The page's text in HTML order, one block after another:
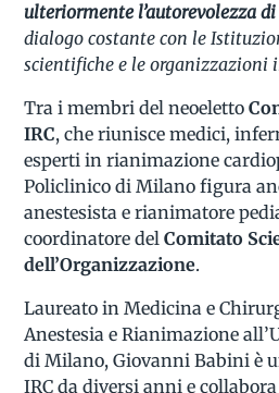
ulteriormente l’autorevolezza di
dialogo costante con le
scientifiche e le
Tra i membri del neoeletto
IRC, che riunisce medici,
esperti in rianimazione
Policlinico di Milano figura
anestesista e rianimatore
coordinatore delComitato
dell’Organizzazione.
Laureato in Medicina e
Anestesia e Rianimazione
di Milano, Giovanni Babini è
IRC da diversi anni e